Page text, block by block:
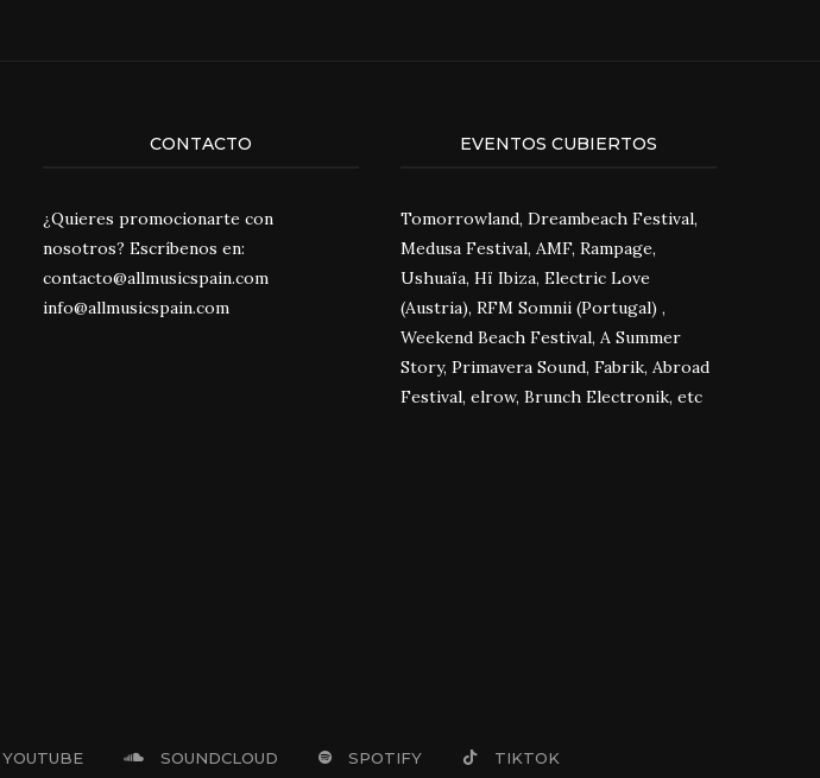
CONTACTO
¿Quieres promocionarte con
nosotros? Escríbenos en:
contacto@allmusicspain.com
info@allmusicspain.com
EVENTOS CUBIERTOS
Tomorrowland, Dreambeach Festival,
Medusa Festival, AMF, Rampage,
Ushuaïa, Hï Ibiza, Electric Love
(Austria), RFM Somnii (Portugal) ,
Weekend Beach Festival, A Summer
Story, Primavera Sound, Fabrik, Abroad
Festival, elrow, Brunch Electronik, etc
YOUTUBE SOUNDCLOUD SPOTIFY TIKTOK